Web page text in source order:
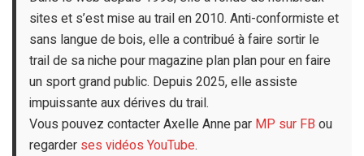
sites et s’est mise au trail en 2010. Anti-conformiste et
sans langue de bois, elle a contribué à faire sortir le
trail de sa niche pour magazine plan plan pour en faire
un sport grand public. Depuis 2025, elle assiste
impuissante aux dérives du trail.
Vous pouvez contacter Axelle Anne par MP sur FB ou
regarder ses vidéos YouTube.